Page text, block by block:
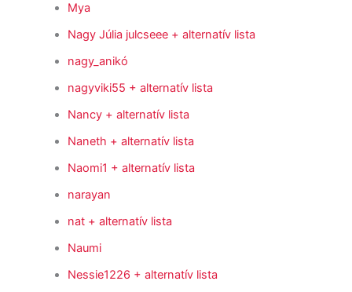
Mya
Nagy Júlia julcseee + alternatív lista
nagy_anikó
nagyviki55 + alternatív lista
Nancy + alternatív lista
Naneth + alternatív lista
Naomi1 + alternatív lista
narayan
nat + alternatív lista
Naumi
Nessie1226 + alternatív lista